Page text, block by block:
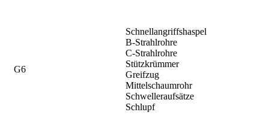
G6
Schnellangriffshaspel
B-Strahlrohre
C-Strahlrohre
Stützkrümmer
Greifzug
Mittelschaumrohr
Schwelleraufsätze
Schlupf